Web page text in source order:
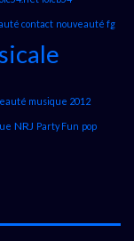
contact nouveauté fg
musique 2012
NRJ Party Fun pop